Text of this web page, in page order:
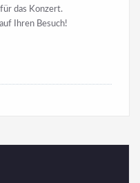
das Konzert.
Ihren Besuch!